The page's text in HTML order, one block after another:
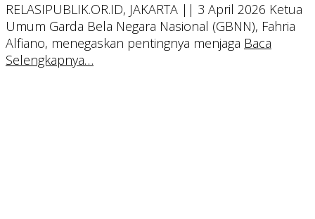
RELASIPUBLIK.OR.ID, JAKARTA || 3 April 2026 Ketua
Umum Garda Bela Negara Nasional (GBNN), Fahria
Alfiano, menegaskan pentingnya menjaga Baca
Selengkapnya…